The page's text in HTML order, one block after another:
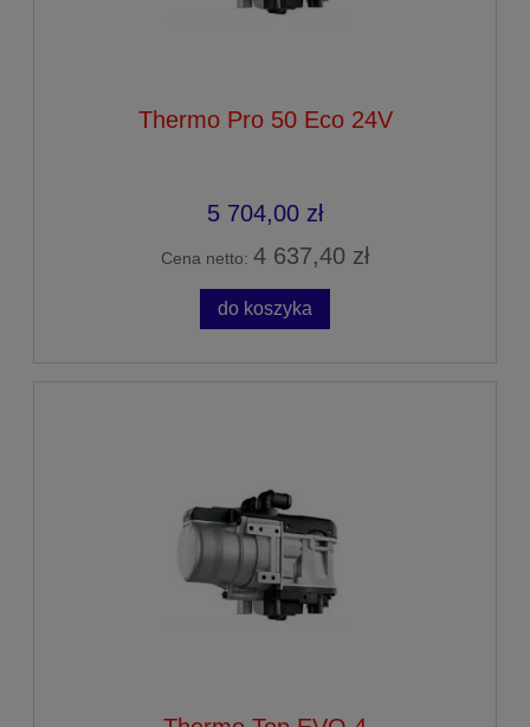
Thermo Pro 50 Eco 24V
5 704,00 zł
Cena netto: 4 637,40 zł
do koszyka